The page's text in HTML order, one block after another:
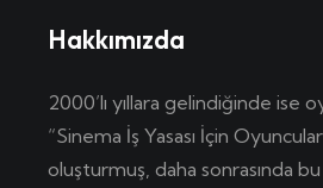
Hakkımızda
2000’lı yıllara gelindiğinde ise
“Sinema İş Yasası İçin
oluşturmuş, daha sonrasında